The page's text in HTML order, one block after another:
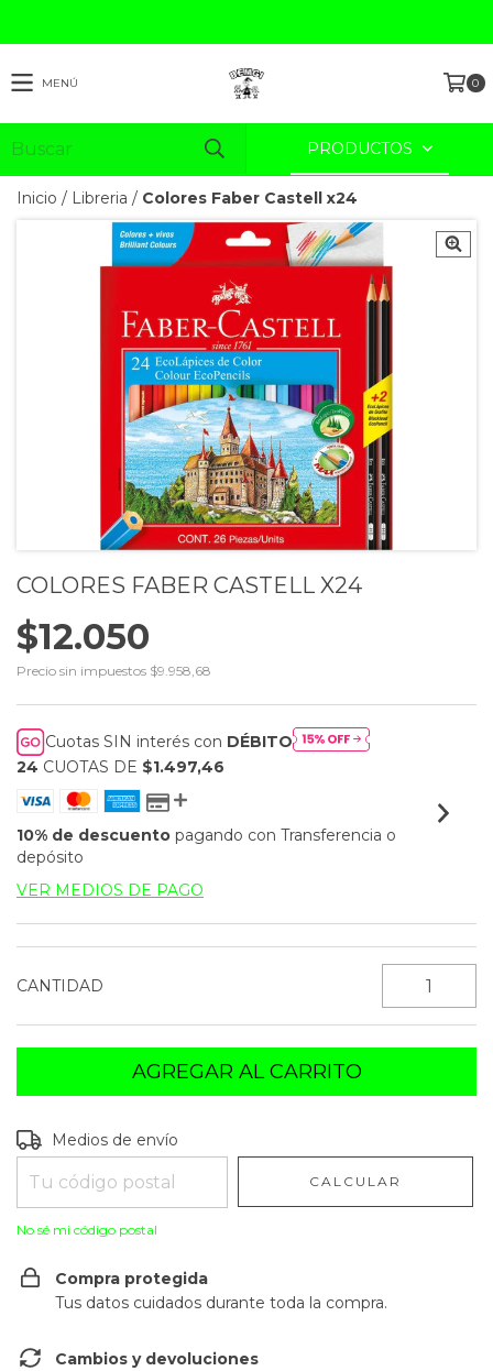
MENÚ 0
PRODUCTOS
Inicio / Libreria / Colores Faber Castell x24
COLORES FABER CASTELL X24
$12.050
Precio sin impuestos $9.958,68
Cuotas SIN interés con DÉBITO
24 CUOTAS DE $1.497,46
10% de descuento pagando con Transferencia o
depósito
VER MEDIOS DE PAGO
CANTIDAD
Entregas para el CP:
Medios de envío
CALCULAR
No sé mi código postal
Compra protegida
Tus datos cuidados durante toda la compra.
Cambios y devoluciones